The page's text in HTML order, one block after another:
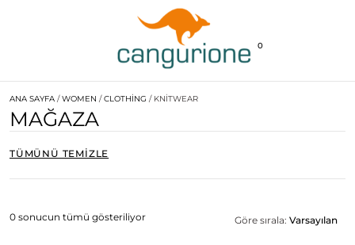
0
ANA SAYFA /WOMEN /CLOTHING / KNITWEAR
MAĞAZA
TÜMÜNÜ TEMIZLE
Göre sırala: Varsayılan
0 sonucun tümü gösteriliyor